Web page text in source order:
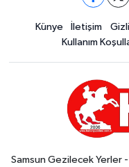
Künye İletişim
Kullanım
Samsun Gezilecek Yerler